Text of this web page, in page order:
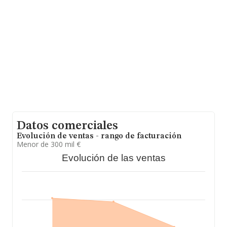
Datos comerciales
Evolución de ventas - rango de facturación
Menor de 300 mil €
Evolución de las ventas